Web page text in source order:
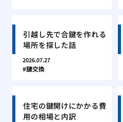
引越し先で合鍵を作れる
場所を探した話
2026.07.27
鍵交換
住宅の鍵開けにかかる費
用の相場と内訳